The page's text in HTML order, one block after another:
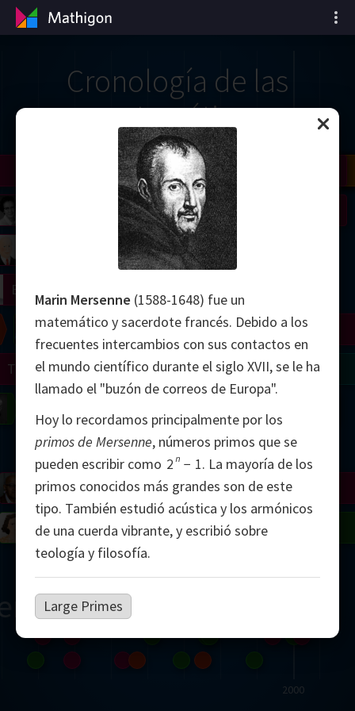
Cronología de las
matemáticas
2000
Avila
Tao
Perelman
Zhang
Daubechies
Wiles
Shamir
Yau
Matiyasevich
Thurston
Conway
Langlands
Cohen
Easley
Penrose
Grothendieck
Mandelbrot
Wilkins
Robinson
Blackwell
Erdős
Turing
Chern
Marin Mersenne (1588-1648) fue un
matemático y sacerdote francés. Debido a los
frecuentes intercambios con sus contactos en
el mundo científico durante el siglo XVII, se le ha
llamado el "buzón de correos de Europa".
Hoy lo recordamos principalmente por los
primos de Mersenne, números primos que se
pueden escribir como 2 n − 1. La mayoría de los
primos conocidos más grandes son de este
tipo. También estudió acústica y los armónicos
de una cuerda vibrante, y escribió sobre
teología y filosofía.
Large Primes